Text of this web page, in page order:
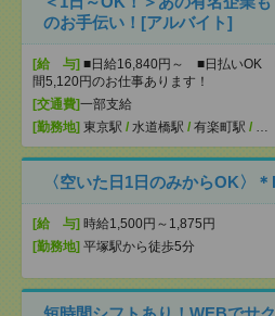
のお手伝い！[アルバイト]
[給 与] ■日給16,840円～ ■日払いOK
間5,120円のお仕事あります！
[交通費]一部支給
[勤務地] 東京駅 / 水道橋駅 / 有楽町駅 / …
〈空いた日1日のみからOK〉
[給 与] 時給1,500円～1,875円
[勤務地] 平塚駅から徒歩5分